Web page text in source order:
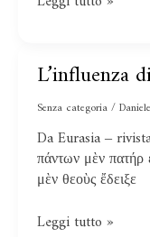
L’influenza
Senza categoria/
Da Eurasia ‒
πάντων μὲν πατήρ
μὲν θεοὺς ἔδειξε
L’influenza
Carl
Schmitt
in
Cina
Leggi tutto »